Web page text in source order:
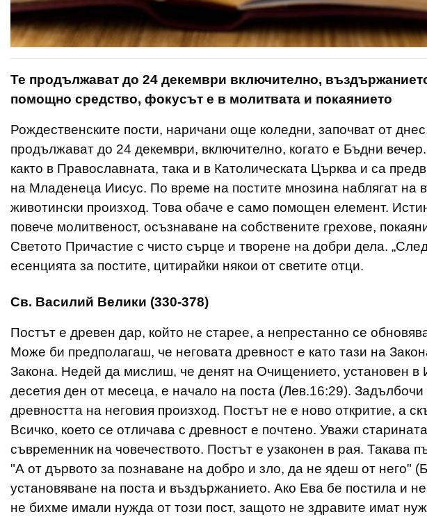
Те продължават до 24 декември включително,
помощно средство, фокусът е в молитвата и покаянието
Рождественските пости, наричани още коледни, започват от
продължават до 24 декември, включително, когато е Бъдни
както в Православната, така и в Католическата Църква и са
на Младенеца Иисус. По време на постите мнозина наблягат на
животински произход. Това обаче е само помощен елемент.
повече молитвеност, осъзнаване на собствените грехове,
Светото Причастие с чисто сърце и творене на добри дела.
есенцията за постите, цитирайки някои от светите отци.
Св. Василий Велики (330-378)
Постът е древен дар, който не старее, а непрестанно се
Може би предполагаш, че неговата древност е като тази на
Закона. Недей да мислиш, че денят на Очищението, установен в
десетия ден от месеца, е начало на поста (Лев.16:29). Задълбочи
древността на неговия произход. Постът не е ново откритие, а
Всичко, което се отличава с древност е почтено. Уважи
съвременник на човечеството. Постът е узаконен в рая. Такава
"А от дървото за познаване на добро и зло, да не ядеш от него"
установяване на поста и въздържанието. Ако Ева бе постила и
не бихме имали нужда от този пост, защото не здравите имат